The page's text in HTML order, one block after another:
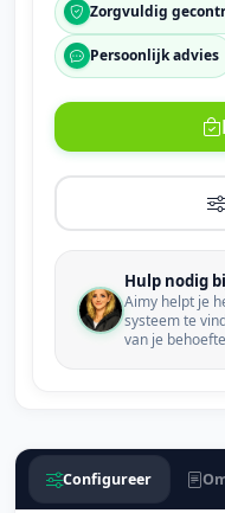
Zorgvuldig
Persoonlijk advies
Hulp nodig
Aimy helpt je
systeem te
van je
Configureer